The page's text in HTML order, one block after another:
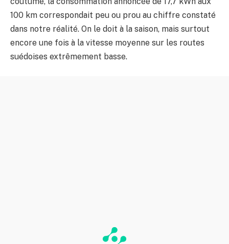
100 km correspondait peu ou prou au chiffre constaté
dans notre réalité. On le doit à la saison, mais surtout
encore une fois à la vitesse moyenne sur les routes
suédoises extrêmement basse.